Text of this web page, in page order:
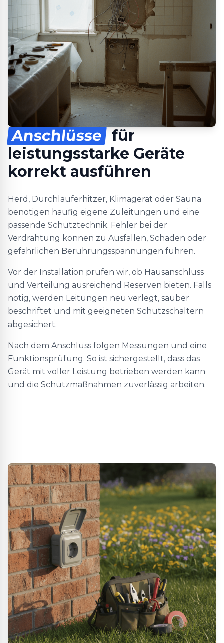
Anschlüsse für
leistungsstarke Geräte
korrekt ausführen
Herd, Durchlauferhitzer, Klimagerät oder Sauna
benötigen häufig eigene Zuleitungen und eine
passende Schutztechnik. Fehler bei der
Verdrahtung können zu Ausfällen, Schäden oder
gefährlichen Berührungsspannungen führen.
Vor der Installation prüfen wir, ob Hausanschluss
und Verteilung ausreichend Reserven bieten. Falls
nötig, werden Leitungen neu verlegt, sauber
beschriftet und mit geeigneten Schutzschaltern
abgesichert.
Nach dem Anschluss folgen Messungen und eine
Funktionsprüfung. So ist sichergestellt, dass das
Gerät mit voller Leistung betrieben werden kann
und die Schutzmaßnahmen zuverlässig arbeiten.